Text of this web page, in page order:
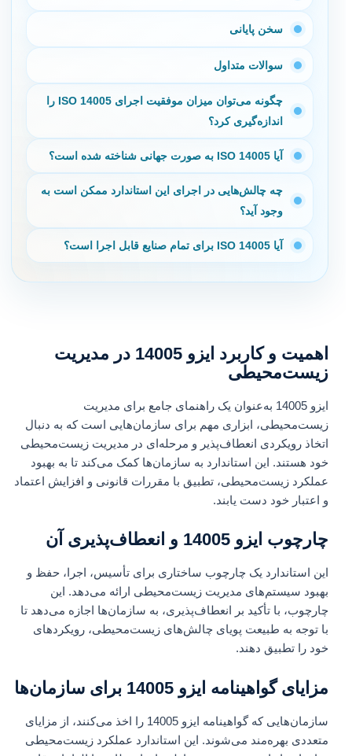
سخن پایانی
سوالات متداول
چگونه می‌توان میزان موفقیت اجرای ISO 14005 را
اندازه‌گیری کرد؟
آیا ISO 14005 به صورت جهانی شناخته شده است؟
چه چالش‌هایی در اجرای این استاندارد ممکن است به
وجود آید؟
آیا ISO 14005 برای تمام صنایع قابل اجرا است؟
اهمیت و کاربرد ایزو 14005 در مدیریت
زیست‌محیطی
ایزو 14005 به‌عنوان یک راهنمای جامع برای مدیریت
زیست‌محیطی، ابزاری مهم برای سازمان‌هایی است که به دنبال
اتخاذ رویکردی انعطاف‌پذیر و مرحله‌ای در مدیریت زیست‌محیطی
خود هستند. این استاندارد به سازمان‌ها کمک می‌کند تا به بهبود
عملکرد زیست‌محیطی، تطبیق با مقررات قانونی و افزایش اعتماد
و اعتبار خود دست یابند.
چارچوب ایزو 14005 و انعطاف‌پذیری آن
این استاندارد یک چارچوب ساختاری برای تأسیس، اجرا، حفظ و
بهبود سیستم‌های مدیریت زیست‌محیطی ارائه می‌دهد. این
چارچوب، با تأکید بر انعطاف‌پذیری، به سازمان‌ها اجازه می‌دهد تا
با توجه به طبیعت پویای چالش‌های زیست‌محیطی، رویکردهای
خود را تطبیق دهند.
مزایای گواهینامه ایزو 14005 برای سازمان‌ها
سازمان‌هایی که گواهینامه ایزو 14005 را اخذ می‌کنند، از مزایای
متعددی بهره‌مند می‌شوند. این استاندارد عملکرد زیست‌محیطی